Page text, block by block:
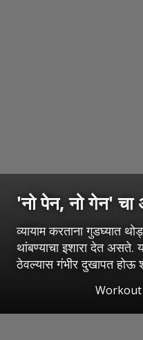
'नो पेन, नो गेन'
व्यायाम करताना गुडघ्यात
थांबण्याचा इशारा देत असते.
ठेवल्यास गंभीर दुखापत